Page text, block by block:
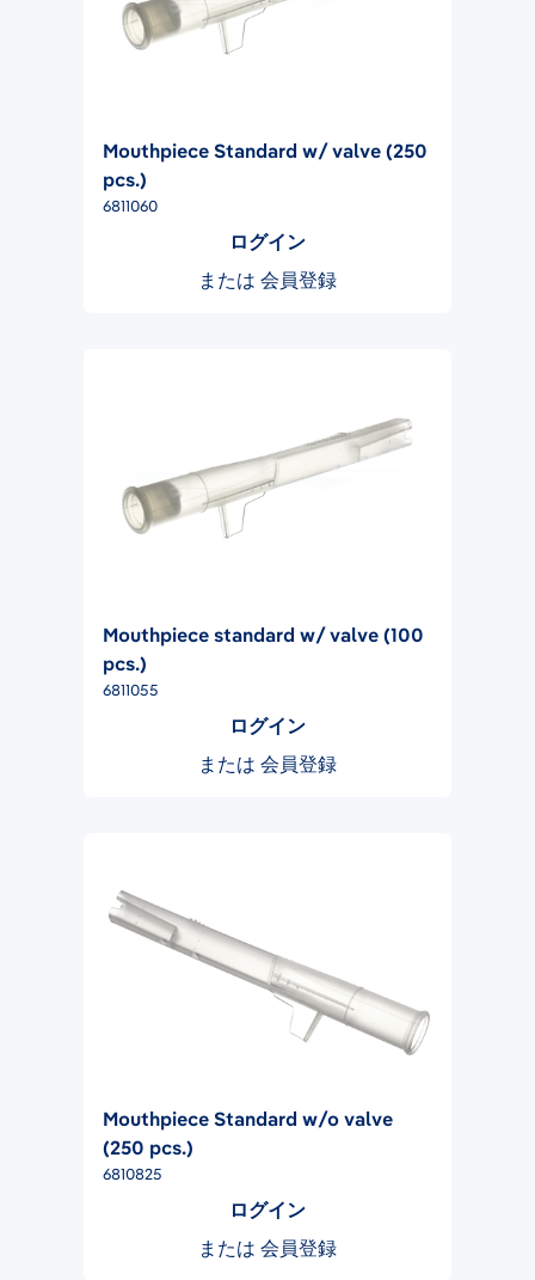
Mouthpiece Standard w/ valve (250
pcs.)
6811060
ログイン
または 会員登録
Mouthpiece standard w/ valve (100
pcs.)
6811055
ログイン
または 会員登録
Mouthpiece Standard w/o valve
(250 pcs.)
6810825
ログイン
または 会員登録